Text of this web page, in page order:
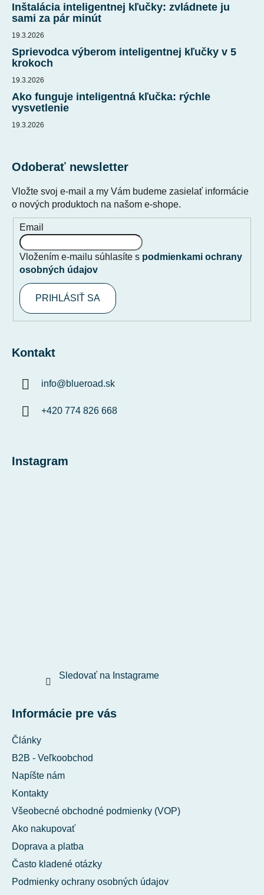
Inštalácia inteligentnej kľučky: zvládnete ju
sami za pár minút
19.3.2026
Sprievodca výberom inteligentnej kľučky v 5
krokoch
19.3.2026
Ako funguje inteligentná kľučka: rýchle
vysvetlenie
19.3.2026
Odoberať newsletter
Vložte svoj e-mail a my Vám budeme zasielať informácie
o nových produktoch na našom e-shope.
Email
Vložením e-mailu súhlasíte s podmienkami ochrany
osobných údajov
PRIHLÁSIŤ SA
Kontakt
info@blueroad.sk
+420 774 826 668
Instagram
Sledovať na Instagrame
Informácie pre vás
Články
B2B - Veľkoobchod
Napíšte nám
Kontakty
Všeobecné obchodné podmienky (VOP)
Ako nakupovať
Doprava a platba
Často kladené otázky
Podmienky ochrany osobných údajov